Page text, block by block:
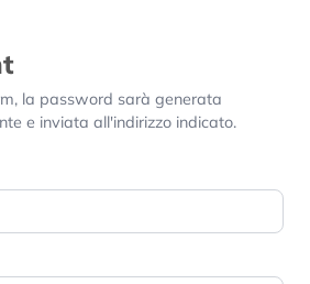
la password sarà generata
e inviata all'indirizzo indicato.